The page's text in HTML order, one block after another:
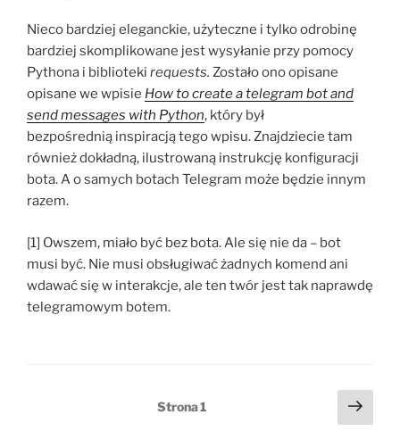
Nieco bardziej eleganckie, użyteczne i tylko odrobinę
bardziej skomplikowane jest wysyłanie przy pomocy
Pythona i biblioteki requests. Zostało ono opisane
opisane we wpisie How to create a telegram bot and
send messages with Python, który był
bezpośrednią inspiracją tego wpisu. Znajdziecie tam
również dokładną, ilustrowaną instrukcję konfiguracji
bota. A o samych botach Telegram może będzie innym
razem.
[1] Owszem, miało być bez bota. Ale się nie da – bot
musi być. Nie musi obsługiwać żadnych komend ani
wdawać się w interakcje, ale ten twór jest tak naprawdę
telegramowym botem.
Strona1